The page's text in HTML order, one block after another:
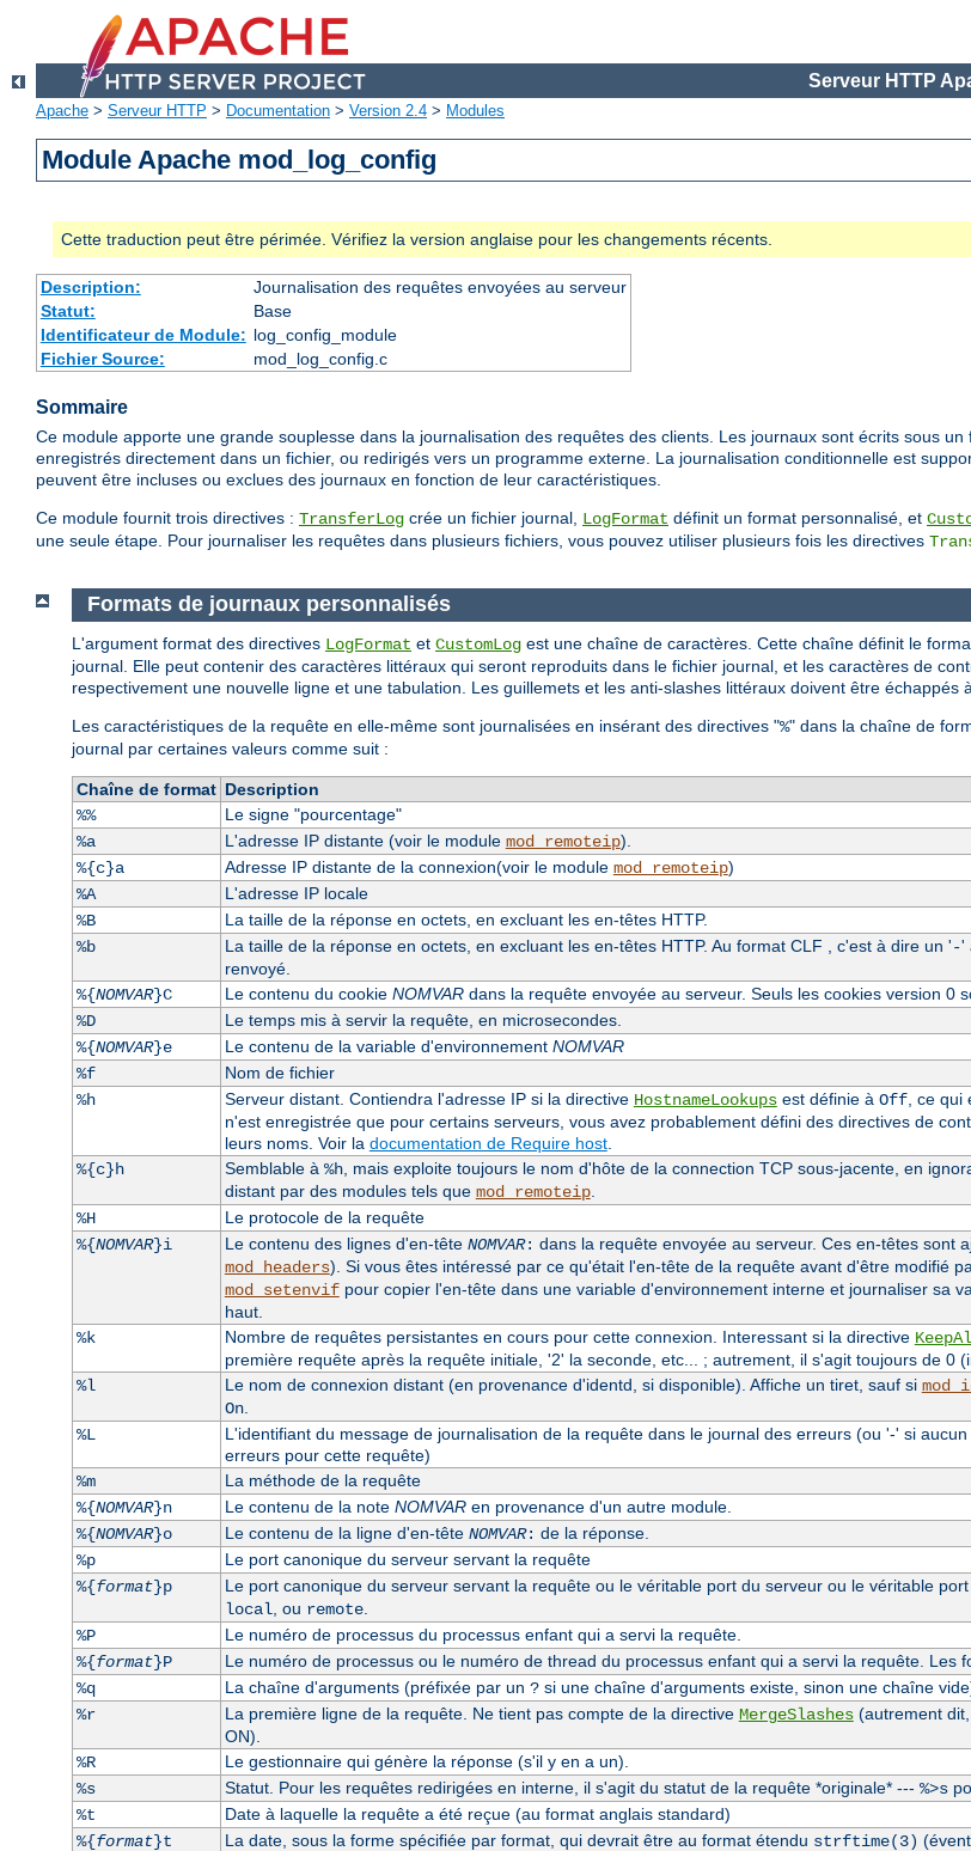
Serveur HTTP
Apache > Serveur HTTP > Documentation > Version 2.4 > Modules
Module Apache mod_log_config
Cette traduction peut être périmée. Vérifiez la version anglaise pour les changements récents.
Description:
Journalisation des requêtes envoyées au serveur
Statut:
Base
Identificateur de Module: log_config_module
Fichier Source:
mod_log_config.c
Sommaire
Ce module apporte une grande souplesse dans la journalisation des requêtes des clients. Les journaux sont écrits sous
enregistrés directement dans un fichier, ou redirigés vers un programme externe. La journalisation conditionnelle est
peuvent être incluses ou exclues des journaux en fonction de leur caractéristiques.
Ce module fournit trois directives : TransferLog crée un fichier journal, LogFormat définit un format personnalisé, et
une seule étape. Pour journaliser les requêtes dans plusieurs fichiers, vous pouvez utiliser plusieurs fois les directives
Formats de journaux personnalisés
L'argument format des directives LogFormat et CustomLog est une chaîne de caractères. Cette chaîne définit le
journal. Elle peut contenir des caractères littéraux qui seront reproduits dans le fichier journal, et les caractères de
respectivement une nouvelle ligne et une tabulation. Les guillemets et les anti-slashes littéraux doivent être échappés
Les caractéristiques de la requête en elle-même sont journalisées en insérant des directives "%" dans la chaîne de
journal par certaines valeurs comme suit :
Chaîne de format Description
%%
Le signe "pourcentage"
%a
L'adresse IP distante (voir le module mod_remoteip).
%{c}a
Adresse IP distante de la connexion(voir le module mod_remoteip)
%A
L'adresse IP locale
%B
La taille de la réponse en octets, en excluant les en-têtes HTTP.
%b
La taille de la réponse en octets, en excluant les en-têtes HTTP. Au format CLF , c'est à dire un '-'
renvoyé.
%{NOMVAR}C Le contenu du cookie NOMVARdans la requête envoyée au serveur. Seuls les cookies version 0
%D
Le temps mis à servir la requête, en microsecondes.
%{NOMVAR}e Le contenu de la variable d'environnement NOMVAR
%f
Nom de fichier
%h
Serveur distant. Contiendra l'adresse IP si la directive HostnameLookupsest définie à Off, ce qui
n'est enregistrée que pour certains serveurs, vous avez probablement défini des directives de
leurs noms. Voir la documentation de Require host.
%{c}h
Semblable à %h, mais exploite toujours le nom d'hôte de la connection TCP sous-jacente, en
distant par des modules tels que mod_remoteip.
%H
Le protocole de la requête
%{NOMVAR}i Le contenu des lignes d'en-tête NOMVAR: dans la requête envoyée au serveur. Ces en-têtes sont
mod_headers). Si vous êtes intéressé par ce qu'était l'en-tête de la requête avant d'être modifié
mod_setenvifpour copier l'en-tête dans une variable d'environnement interne et journaliser sa
haut.
%k
Nombre de requêtes persistantes en cours pour cette connexion. Interessant si la directive
première requête après la requête initiale, '2' la seconde, etc... ; autrement, il s'agit toujours de 0
%l
Le nom de connexion distant (en provenance d'identd, si disponible). Affiche un tiret, sauf si
On.
%L
L'identifiant du message de journalisation de la requête dans le journal des erreurs (ou '-' si
erreurs pour cette requête)
%m
La méthode de la requête
%{NOMVAR}n Le contenu de la note NOMVARen provenance d'un autre module.
%{NOMVAR}o Le contenu de la ligne d'en-tête NOMVAR: de la réponse.
%p
Le port canonique du serveur servant la requête
%{format}p Le port canonique du serveur servant la requête ou le véritable port du serveur ou le véritable
local , ou remote.
%P
Le numéro de processus du processus enfant qui a servi la requête.
%{format}P Le numéro de processus ou le numéro de thread du processus enfant qui a servi la requête. Les
%q
La chaîne d'arguments (préfixée par un ?si une chaîne d'arguments existe, sinon une chaîne
%r
La première ligne de la requête. Ne tient pas compte de la directive MergeSlashes(autrement dit,
ON).
%R
Le gestionnaire qui génère la réponse (s'il y en a un).
%s
Statut. Pour les requêtes redirigées en interne, il s'agit du statut de la requête *originale* --- %>s
%t
Date à laquelle la requête a été reçue (au format anglais standard)
%{format}t La date, sous la forme spécifiée par format, qui devrait être au format étendu strftime(3)